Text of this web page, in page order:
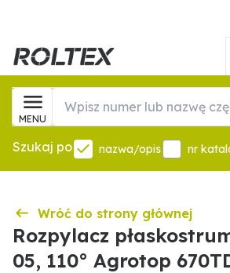
MENU
Szukaj po nazwa/opis nr
Wróć do strony głównej
Rozpylacz
05, 110° Agrotop